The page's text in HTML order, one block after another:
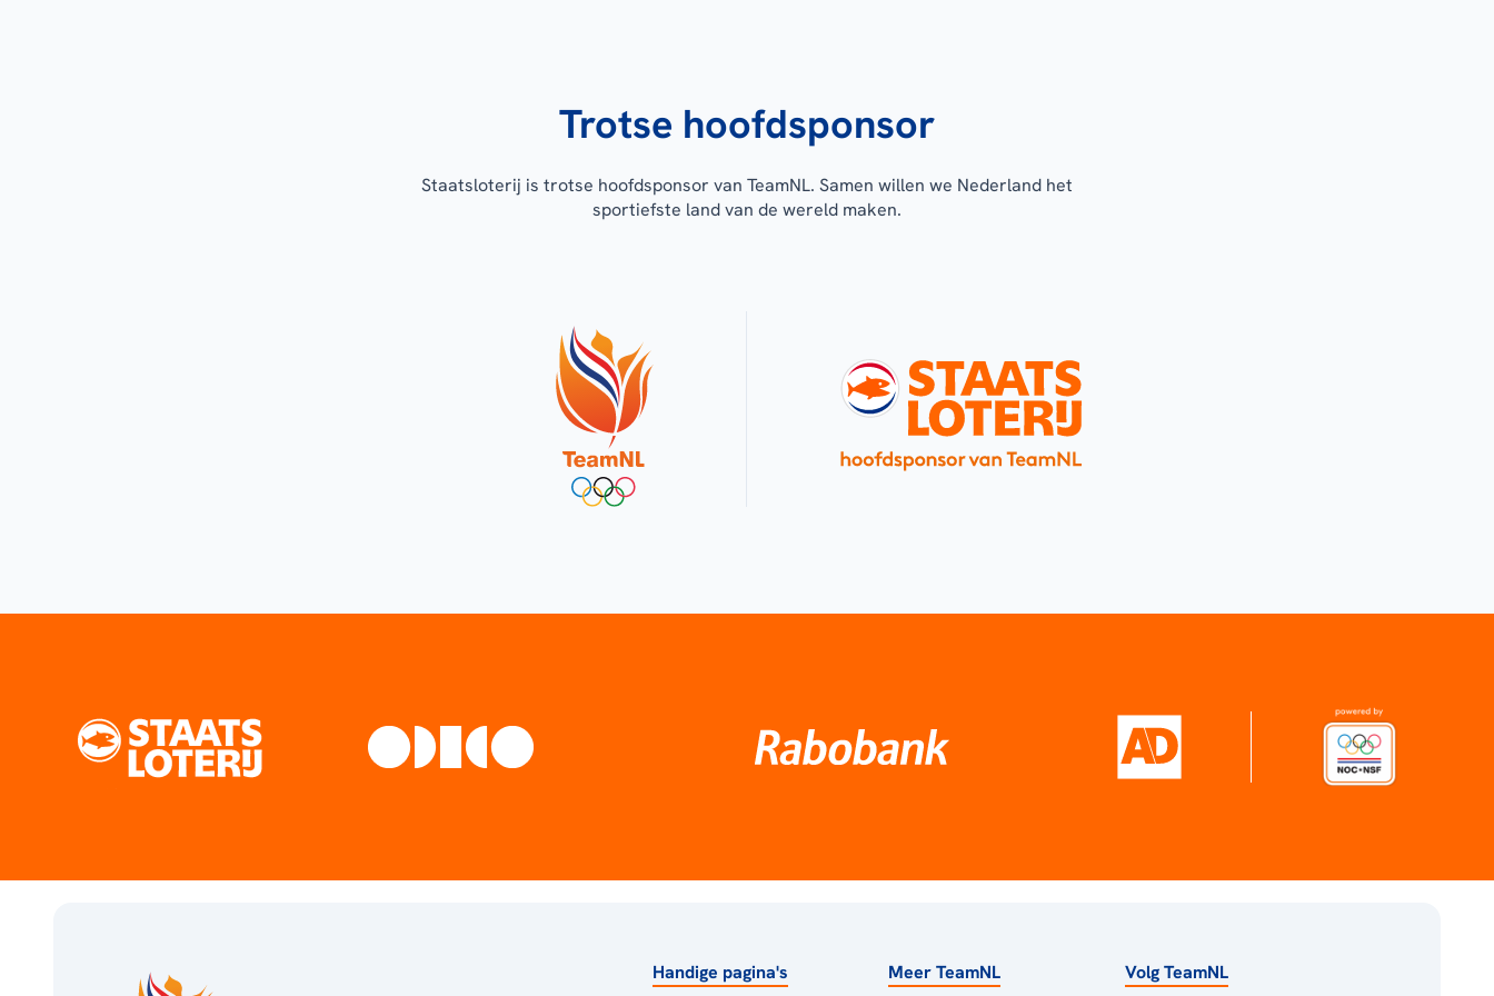
Trotse hoofdsponsor
Staatsloterij is trotse hoofdsponsor van TeamNL. Samen willen we Nederland het
sportiefste land van de wereld maken.
Handige pagina's Meer TeamNL Volg TeamNL